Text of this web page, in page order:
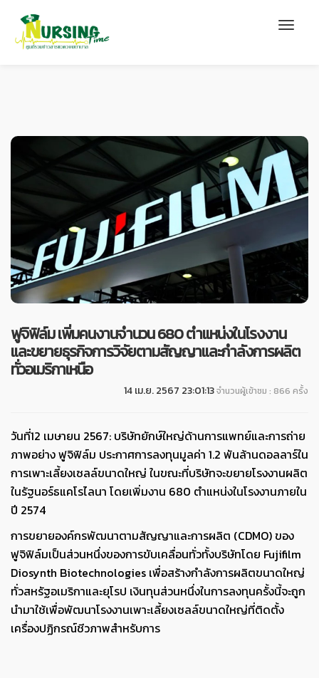
ฟูจิฟิล์ม เพิ่มคนงานจำนวน 680 ตำแหน่งในโรงงาน
และขยายธุรกิจการวิจัยตามสัญญาและกำลังการผลิต
ทั่วอเมริกาเหนือ
14 เม.ย. 2567 23:01:13จำนวนผู้เข้าชม : 866 ครั้ง
วันที่12 เมษายน 2567: บริษัทยักษ์ใหญ่ด้านการแพทย์และการถ่าย
ภาพอย่าง ฟูจิฟิล์ม ประกาศการลงทุนมูลค่า 1.2 พันล้านดอลลาร์ใน
การเพาะเลี้ยงเซลล์ขนาดใหญ่ ในขณะที่บริษัทจะขยายโรงงานผลิต
ในรัฐนอร์ธแคโรไลนา โดยเพิ่มงาน 680 ตำแหน่งในโรงงานภายใน
ปี 2574
การขยายองค์กรพัฒนาตามสัญญาและการผลิต (CDMO) ของ
ฟูจิฟิล์มเป็นส่วนหนึ่งของการขับเคลื่อนทั่วทั้งบริษัทโดย Fujifilm
Diosynth Biotechnologies เพื่อสร้างกำลังการผลิตขนาดใหญ่
ทั่วสหรัฐอเมริกาและยุโรป เงินทุนส่วนหนึ่งในการลงทุนครั้งนี้จะถูก
นำมาใช้เพื่อพัฒนาโรงงานเพาะเลี้ยงเซลล์ขนาดใหญ่ที่ติดตั้ง
เครื่องปฏิกรณ์ชีวภาพสำหรับการ